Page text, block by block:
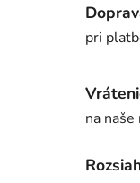
pri
na naše